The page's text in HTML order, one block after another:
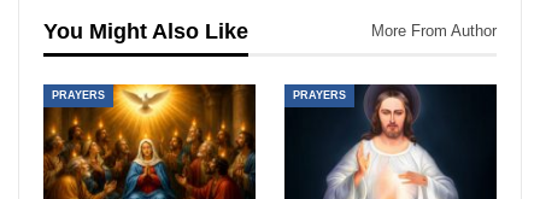
You Might Also Like More From Author
PRAYERS PRAYERS